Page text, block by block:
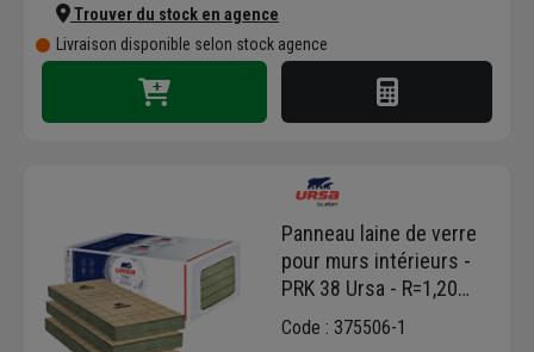
Trouver du stock en agence
Livraison disponible selon stock agence
Panneau laine de verre
pour murs intérieurs -
PRK 38 Ursa - R=1,20
m².K/W - 1,35 M x 0,60 M
Code : 375506-1